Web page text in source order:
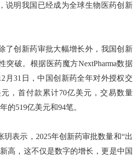
说明我国已经成为全球生物医药创新
创新药审批大幅增长外，我国创新
突破。根据医药魔方NextPharma数据
月31日，中国创新药全年对外授权交
元，首付款累计70亿美元，交易数量
的519亿美元和94笔。
表示，2025年创新药审批数量和“出
高，这不仅是数字的增长，更是中国